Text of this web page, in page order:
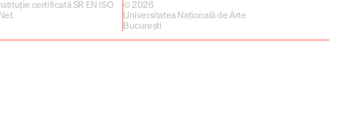
certificată SR EN ISO
© 2026
Universitatea Națională de Arte
București